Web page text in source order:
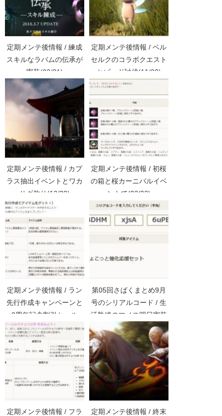
定期メンテ後情報 / 練成
スキルなラバムの伝承が
実装(02/21)
定期メンテ後情報 / ベル
セルクのコラボクエスト
とゾッド討伐(11/20)
定期メンテ後情報 / カプ
ラス抽出イベントとワカ
サギ釣り(12/29)
定期メンテ後情報 / 初桜
の箱と桜カーニバルイベ
ントで(03/22)
定期メンテ後情報 / ラン
先行作成キャンペーンと
3周年記念割引セール
(05/02)
第05回さばくまとめ9月
号のシリアルコード / 生
活熟練のマノス明日実装
(09/24)
定期メンテ後情報 / フラ 定期メンテ後情報 / 終末